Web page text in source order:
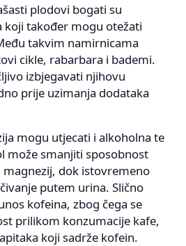
plodovi bogati su
koji također mogu otežati
takvim namirnicama
cikle, rabarbara i bademi.
izbjegavati njihovu
prije uzimanja dodataka
mogu utjecati i alkoholna te
može smanjiti sposobnost
dok istovremeno
putem urina. Slično
kofeina, zbog čega se
prilikom konzumacije kafe,
koji sadrže kofein.